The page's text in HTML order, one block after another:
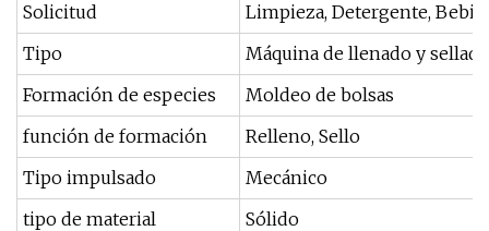
Solicitud
Limpieza, Detergente,
Tipo
Máquina de llenado y sellado
Formación de especies
Moldeo de bolsas
función de formación
Relleno, Sello
Tipo impulsado
Mecánico
tipo de material
Sólido